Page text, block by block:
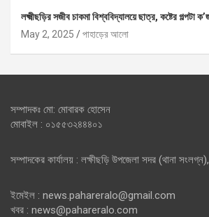
লক্ষ্মীছড়ির সজীব চাকমা বিশ্ববিদ্যালয়ে ছাত্র, কষ্টের গল্পটা
May 2, 2025
পাহাড়ের আলো
সম্পাদকঃ মো: মোবারক হোসেন
মোবাইল : ০১৫৫৩২৪৪৪০১
সম্পাদকের কার্যালয় : লক্ষীছড়ি উপজেলা সদর (থানা
ইমেইল : news.pahareralo@gmail.com
খবর : news@pahareralo.com